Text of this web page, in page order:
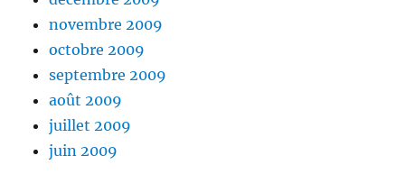
novembre 2009
octobre 2009
septembre 2009
août 2009
juillet 2009
juin 2009